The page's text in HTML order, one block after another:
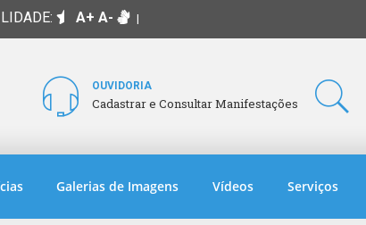
A+ A- |
OUVIDORIA
Cadastrar e Consultar Manifestações
Galerias de Imagens Vídeos Serviços